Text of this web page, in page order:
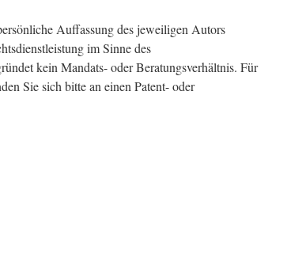
Auffassung des jeweiligen Autors
im Sinne des
kein Mandats- oder Beratungsverhältnis. Für
Sie sich bitte an einen Patent- oder